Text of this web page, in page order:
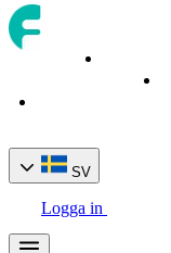
SV
Logga in